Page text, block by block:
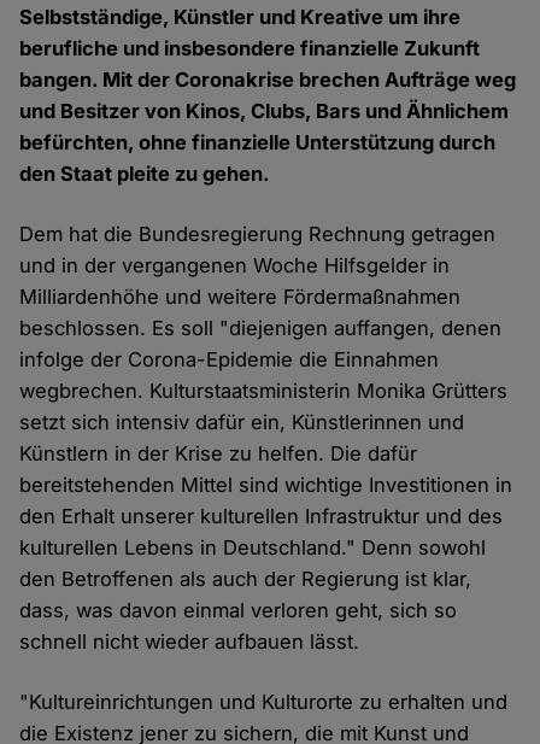
Selbstständige, Künstler und Kreative um ihre
berufliche und insbesondere finanzielle Zukunft
bangen. Mit der Coronakrise brechen Aufträge weg
und Besitzer von Kinos, Clubs, Bars und Ähnlichem
befürchten, ohne finanzielle Unterstützung durch
den Staat pleite zu gehen.
Dem hat die Bundesregierung Rechnung getragen
und in der vergangenen Woche Hilfsgelder in
Milliardenhöhe und weitere Fördermaßnahmen
beschlossen. Es soll "diejenigen auffangen, denen
infolge der Corona-Epidemie die Einnahmen
wegbrechen. Kulturstaatsministerin Monika Grütters
setzt sich intensiv dafür ein, Künstlerinnen und
Künstlern in der Krise zu helfen. Die dafür
bereitstehenden Mittel sind wichtige Investitionen in
den Erhalt unserer kulturellen Infrastruktur und des
kulturellen Lebens in Deutschland." Denn sowohl
den Betroffenen als auch der Regierung ist klar,
dass, was davon einmal verloren geht, sich so
schnell nicht wieder aufbauen lässt.
"Kultureinrichtungen und Kulturorte zu erhalten und
die Existenz jener zu sichern, die mit Kunst und